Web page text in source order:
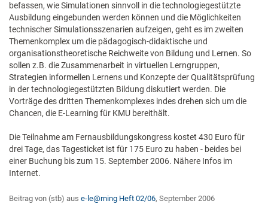
befassen, wie Simulationen sinnvoll in die technologiegestützte
Ausbildung eingebunden werden können und die Möglichkeiten
technischer Simulationsszenarien aufzeigen, geht es im zweiten
Themenkomplex um die pädagogisch-didaktische und
organisationstheoretische Reichweite von Bildung und Lernen. So
sollen z.B. die Zusammenarbeit in virtuellen Lerngruppen,
Strategien informellen Lernens und Konzepte der Qualitätsprüfung
in der technologiegestützten Bildung diskutiert werden. Die
Vorträge des dritten Themenkomplexes indes drehen sich um die
Chancen, die E-Learning für KMU bereithält.
Die Teilnahme am Fernausbildungskongress kostet 430 Euro für
drei Tage, das Tagesticket ist für 175 Euro zu haben - beides bei
einer Buchung bis zum 15. September 2006. Nähere Infos im
Internet.
Beitrag von (stb) aus e-le@rning Heft 02/06, September 2006